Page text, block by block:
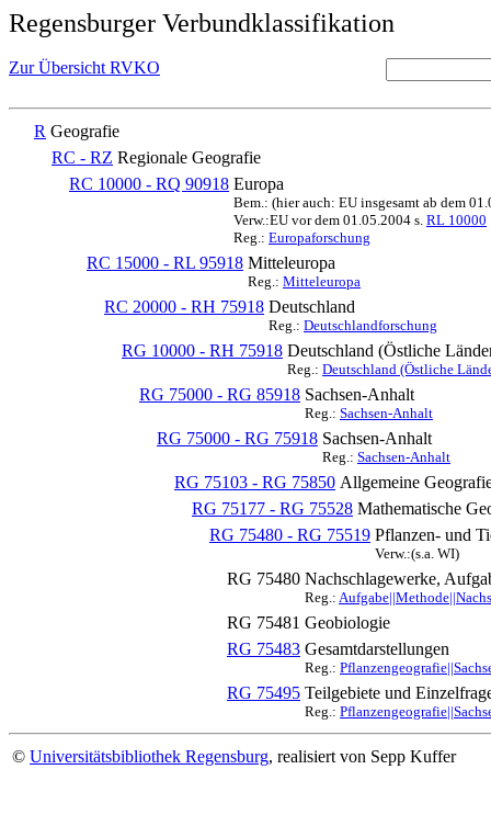
Regensburger Verbundklassifikation
Zur Übersicht RVKO
R Geografie
RC - RZ Regionale Geografie
RC 10000 - RQ 90918 Europa
Bem.: (hier auch: EU insgesamt ab dem
Verw.:EU vor dem 01.05.2004 s. RL 10000
Reg.: Europaforschung
RC 15000 - RL 95918 Mitteleuropa
Reg.: Mitteleuropa
RC 20000 - RH 75918 Deutschland
Reg.: Deutschlandforschung
RG 10000 - RH 75918 Deutschland (Östliche
Reg.: Deutschland (Östliche
RG 75000 - RG 85918 Sachsen-Anhalt
Reg.: Sachsen-Anhalt
RG 75000 - RG 75918 Sachsen-Anhalt
Reg.: Sachsen-Anhalt
RG 75103 - RG 75850 Allgemeine
RG 75177 - RG 75528 Mathematische
RG 75480 - RG 75519 Pflanzen- und
Verw.:(s.a. WI)
RG 75480 Nachschlagewerke,
Reg.:
RG 75481 Geobiologie
RG 75483 Gesamtdarstellungen
Reg.:
RG 75495 Teilgebiete und
Reg.:
© Universitätsbibliothek Regensburg, realisiert von Sepp Kuffer